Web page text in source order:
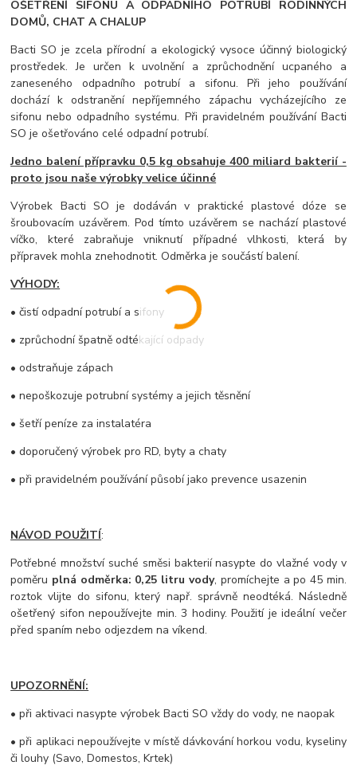
OŠETŘENÍ SIFONU A ODPADNÍHO POTRUBÍ RODINNÝCH
DOMŮ, CHAT A CHALUP
Bacti SO je zcela přírodní a ekologický vysoce účinný biologický
prostředek. Je určen k uvolnění a zprůchodnění ucpaného a
zaneseného odpadního potrubí a sifonu. Při jeho používání
dochází k odstranění nepříjemného zápachu vycházejícího ze
sifonu nebo odpadního systému. Při pravidelném používání Bacti
SO je ošetřováno celé odpadní potrubí.
Jedno balení přípravku 0,5 kg obsahuje 400 miliard bakterií -
proto jsou naše výrobky velice účinné
Výrobek Bacti SO je dodáván v praktické plastové dóze se
šroubovacím uzávěrem. Pod tímto uzávěrem se nachází plastové
víčko, které zabraňuje vniknutí případné vlhkosti, která by
přípravek mohla znehodnotit. Odměrka je součástí balení.
VÝHODY:
• čistí odpadní potrubí a sifony
• zprůchodní špatně odtékající odpady
• odstraňuje zápach
• nepoškozuje potrubní systémy a jejich těsnění
• šetří peníze za instalatéra
• doporučený výrobek pro RD, byty a chaty
• při pravidelném používání působí jako prevence usazenin
NÁVOD POUŽITÍ:
Potřebné množství suché směsi bakterií nasypte do vlažné vody v
poměru plná odměrka: 0,25 litru vody, promíchejte a po 45 min.
roztok vlijte do sifonu, který např. správně neodtéká. Následně
ošetřený sifon nepoužívejte min. 3 hodiny. Použití je ideální večer
před spaním nebo odjezdem na víkend.
UPOZORNĚNÍ:
• při aktivaci nasypte výrobek Bacti SO vždy do vody, ne naopak
• při aplikaci nepoužívejte v místě dávkování horkou vodu, kyseliny
či louhy (Savo, Domestos, Krtek)